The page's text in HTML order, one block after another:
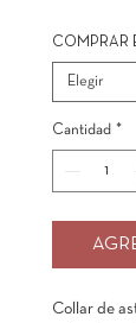
COMPRAR
Cantidad *
Collar de